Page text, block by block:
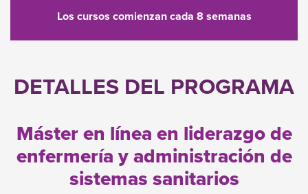
Los cursos comienzan cada 8 semanas
DETALLES DEL PROGRAMA
Máster en línea en liderazgo de
enfermería y administración de
sistemas sanitarios